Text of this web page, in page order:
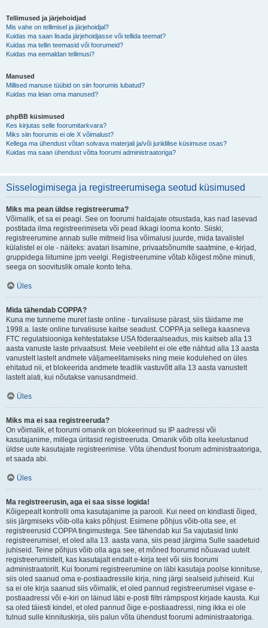
Tellimused ja järjehoidjad
Mis vahe on tellimisel ja järjehoidjal?
Kuidas ma saan lisada järjehoidjasse või tellida teemat?
Kuidas ma tellin teemasid või foorumeid?
Kuidas ma eemaldan tellimusi?
Manused
Millised manuse tüübid on siin foorumis lubatud?
Kuidas ma leian oma manused?
phpBB küsimused
Kes kirjutas selle foorumitarkvara?
Miks siin foorumis ei ole X võimalust?
Kellega ma ühendust võtan solvava materjali ja/või juriidilise küsimuse osas?
Kuidas ma saan ühendust võtta foorumi administraatoriga?
Sisselogimisega ja registreerumisega seotud küsimused
Miks ma pean üldse registreeruma?
Võimalik, et sa ei peagi. See on foorumi haldajate otsustada, kas nad lasevad
postitada ilma registreerimiseta või pead ikkagi looma konto. Siiski;
registreerumine annab sulle mitmeid lisa võimalusi juurde, mida tavalistel
külalistel ei ole - näiteks: avatari lisamine, privaatsõnumite saatmine, e-kirjad,
gruppidega liitumine jpm veelgi. Registreerumine võtab kõigest mõne minuti,
seega on soovituslik omale konto teha.
Üles
Mida tähendab COPPA?
Kuna me tunneme muret laste online - turvalisuse pärast, siis täidame me
1998.a. laste online turvalisuse kaitse seadust. COPPA ja sellega kaasneva
FTC regulatsiooniga kehtestatakse USA föderaalseadus, mis kaitseb alla 13
aasta vanuste laste privaatsust. Meie veebileht ei ole ette nähtud alla 13 aasta
vanustelt lastelt andmete väljameelitamiseks ning meie kodulehed on üles
ehitatud nii, et blokeerida andmete teadlik vastuvõtt alla 13 aasta vanustelt
lastelt alati, kui nõutakse vanusandmeid.
Üles
Miks ma ei saa registreeruda?
On võimalik, et foorumi omanik on blokeerinud su IP aadressi või
kasutajanime, millega üritasid registreeruda. Omanik võib olla keelustanud
üldse uute kasutajate registreerimise. Võta ühendust foorum administraatoriga,
et saada abi.
Üles
Ma registreerusin, aga ei saa sisse logida!
Kõigepealt kontrolli oma kasutajanime ja parooli. Kui need on kindlasti õiged,
siis järgmiseks võib-olla kaks põhjust. Esimene põhjus võib-olla see, et
registreerusid COPPA tingimustega. See tähendab kui Sa vajutasid linki
registreerumisel, et oled alla 13. aasta vana, siis pead järgima Sulle saadetuid
juhiseid. Teine põhjus võib olla aga see, et mõned foorumid nõuavad uutelt
registreerumistelt, kas kasutajalt endalt e-kirja teel või siis foorumi
administraatorilt. Kui foorumi registreerumine on läbi kasutaja poolse kinnituse,
siis oled saanud oma e-postiaadressile kirja, ning järgi sealseid juhiseid. Kui
sa ei ole kirja saanud siis võimalik, et oled pannud registreerumisel vigase e-
postiaadressi või e-kiri on läinud läbi e-posti filtri rämpspost kirjade kausta. Kui
sa oled täiesti kindel, et oled pannud õige e-postiaadressi, ning ikka ei ole
tulnud sulle kinnituskirja, siis palun võta ühendust foorumi administraatoriga.